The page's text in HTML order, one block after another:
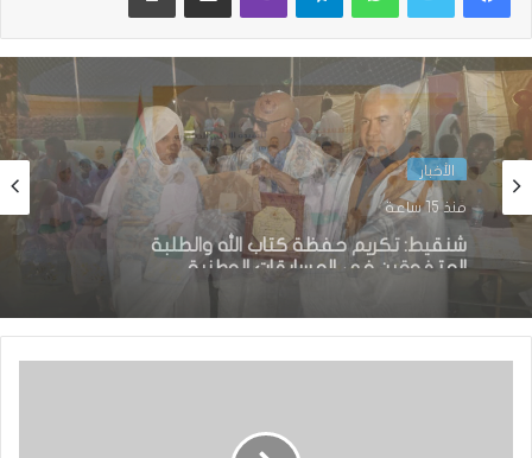
الأخبار
منذ 15 ساعة
الأخبار
منذ 18 ساعة
السيدة الأولى تكرم المتفوقين في الامتحانات